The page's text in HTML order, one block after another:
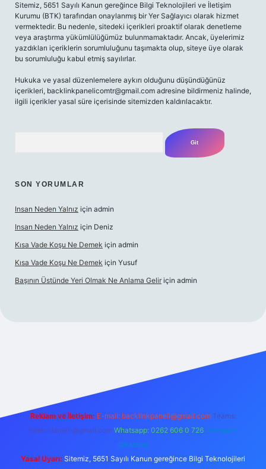
Sitemiz, 5651 Sayılı Kanun gereğince Bilgi Teknolojileri ve İletişim
Kurumu (BTK) tarafından onaylanmış bir Yer Sağlayıcı olarak hizmet
vermektedir. Bu nedenle, sitedeki içerikleri proaktif olarak denetleme
veya araştırma yükümlülüğümüz bulunmamaktadır. Ancak, üyelerimiz
yazdıkları içeriklerin sorumluluğunu taşımakta olup, siteye üye olarak
bu sorumluluğu kabul etmiş sayılırlar.
Hukuka ve yasal düzenlemelere aykırı olduğunu düşündüğünüz
içerikleri, backlinkpanelicomtr@gmail.com adresine bildirmeniz halinde,
ilgili içerikler yasal süre içerisinde sitemizden kaldırılacaktır.
SON YORUMLAR
Insan Neden Yalnız için admin
Insan Neden Yalnız için Deniz
Kısa Vade Koşu Ne Demek için admin
Kısa Vade Koşu Ne Demek için Yusuf
Başının Üstünde Yeri Olmak Ne Anlama Gelir için admin
Reklam ve İletişim: E-mail: backlinkpaneli@gmail.com Teams:
forumhizmeti@gmail.com Whatsapp: 0262 606 0 726 Telegram:
@karabul
Yasal Uyarı: Sitemiz, 5651 Sayılı Kanun gereğince Bilgi Teknolojileri